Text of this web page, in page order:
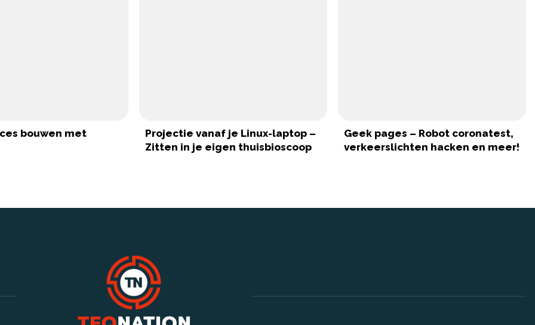
bouwen met
Projectie vanaf je Linux-laptop –
Zitten in je eigen thuisbioscoop
Geek pages – Robot coronatest,
verkeerslichten hacken en meer!